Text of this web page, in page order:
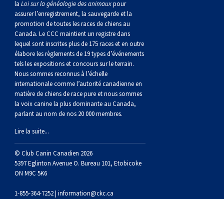
la Loi sur la généalogie des animauxpour
assurer l’enregistrement, la sauvegarde et la
promotion de toutes les races de chiens au
Canada. Le CCC maintient un registre dans
lequel sont inscrites plus de 175 races et en outre
élabore les règlements de 19 types d’événements
tels les expositions et concours sur le terrain.
Nous sommes reconnus à l’échelle
internationale comme l’autorité canadienne en
matière de chiens de race pure et nous sommes
la voix canine la plus dominante au Canada,
parlant au nom de nos 20 000 membres.
Lire la suite...
© Club Canin Canadien 2026
5397 Eglinton Avenue O. Bureau 101, Etobicoke
ON M9C 5K6
1-855-364-7252 | information@ckc.ca